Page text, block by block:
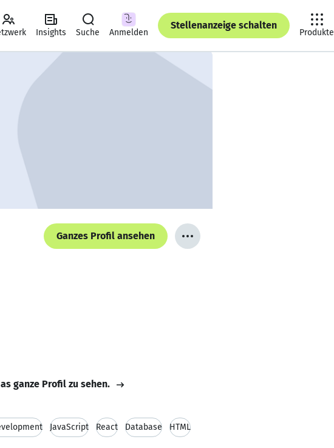
Insights Suche Anmelden
Stellenanzeige schalten
Produkte
Ganzes Profil ansehen
ganze Profil zu sehen.
JavaScript React Database HTML